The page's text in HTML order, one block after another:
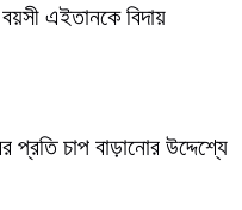
এইতানকে বিদায়
প্রতি চাপ বাড়ানোর উদ্দেশ্যে